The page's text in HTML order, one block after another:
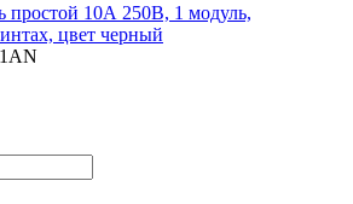
простой 10А 250В, 1 модуль,
цвет черный